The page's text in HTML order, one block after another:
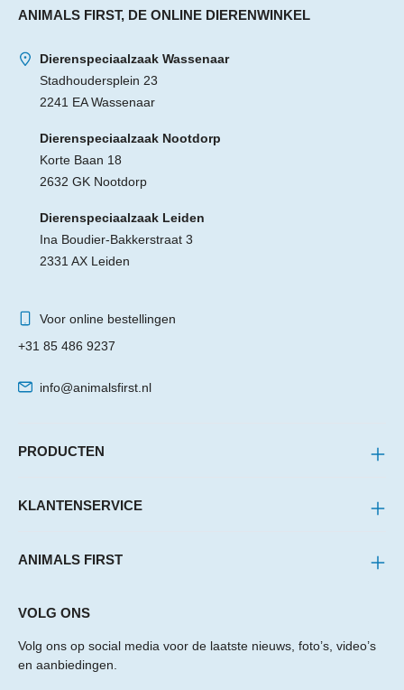
ANIMALS FIRST, DE ONLINE DIERENWINKEL
Dierenspeciaalzaak Wassenaar
Stadhoudersplein 23
2241 EA Wassenaar
Dierenspeciaalzaak Nootdorp
Korte Baan 18
2632 GK Nootdorp
Dierenspeciaalzaak Leiden
Ina Boudier-Bakkerstraat 3
2331 AX Leiden
Voor online bestellingen
+31 85 486 9237
info@animalsfirst.nl
PRODUCTEN
KLANTENSERVICE
ANIMALS FIRST
VOLG ONS
Volg ons op social media voor de laatste nieuws, foto’s, video’s
en aanbiedingen.